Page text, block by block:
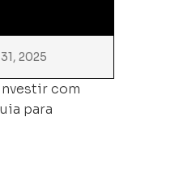
2025
com
para